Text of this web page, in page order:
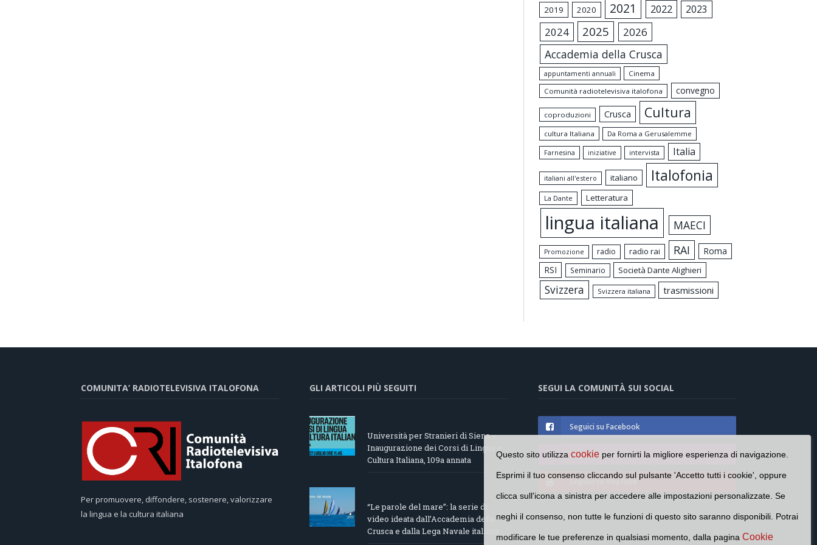
2019 2020 2021 2022 2023
2024 2025 2026
Accademia della Crusca
appuntamenti annuali
Cinema
Comunità radiotelevisiva italofona
convegno
coproduzioni Crusca Cultura
cultura Italiana Da Roma a Gerusalemme
Farnesina iniziative intervista Italia
italiani all'estero italiano Italofonia
La Dante Letteratura
lingua italiana MAECI
Promozione radio radio rai RAI
Roma
RSI
Seminario Società Dante Alighieri
Svizzera Svizzera italiana trasmissioni
COMUNITA’ RADIOTELEVISIVA ITALOFONA
Per promuovere, diffondere, sostenere, valorizzare
la lingua e la cultura italiana
GLI ARTICOLI PIÙ SEGUITI
Università per Stranieri di Siena –
Inaugurazione dei Corsi di Lingua e
Cultura Italiana, 109a annata
“Le parole del mare”: la serie di
video ideata dall’Accademia della
Crusca e dalla Lega Navale italiana
SEGUI LA COMUNITÀ SUI SOCIAL
Seguici su Facebook
Seguici su Instagram
Seguici su YouTube
Questo sito utilizzacookie per fornirti la migliore esperienza di navigazione.
Esprimi il tuo consenso cliccando sul pulsante 'Accetto tutti i cookie', oppure
clicca sull'icona a sinistra per accedere alle impostazioni personalizzate. Se
neghi il consenso, non tutte le funzioni di questo sito saranno disponibili. Potrai
modificare le tue preferenze in qualsiasi momento, dalla pagina Cookie